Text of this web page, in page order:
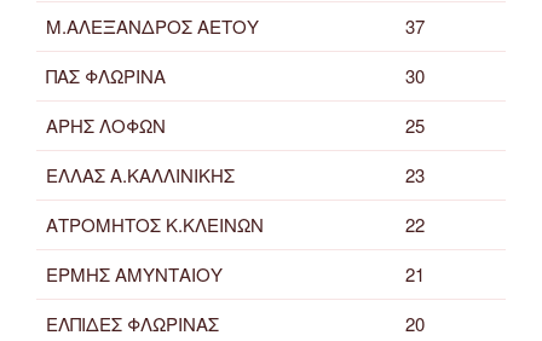
Μ.ΑΛΕΞΑΝΔΡΟΣ ΑΕΤΟΥ
37
ΠΑΣ ΦΛΩΡΙΝΑ
30
ΑΡΗΣ ΛΟΦΩΝ
25
ΕΛΛΑΣ Α.ΚΑΛΛΙΝΙΚΗΣ
23
ΑΤΡΟΜΗΤΟΣ Κ.ΚΛΕΙΝΩΝ
22
ΕΡΜΗΣ ΑΜΥΝΤΑΙΟΥ
21
ΕΛΠΙΔΕΣ ΦΛΩΡΙΝΑΣ
20